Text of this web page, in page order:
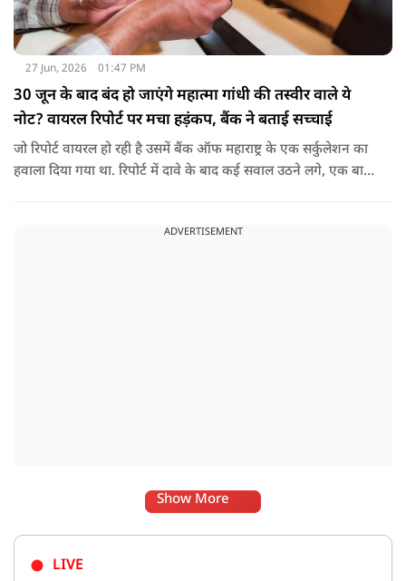
27 Jun, 2026 01:47 PM
30 जून के बाद बंद हो जाएंगे महात्मा गांधी की तस्वीर वाले ये
नोट? वायरल रिपोर्ट पर मचा हड़ंकप, बैंक ने बताई सच्चाई
जो रिपोर्ट वायरल हो रही है उसमें बैंक ऑफ महाराष्ट्र के एक सर्कुलेशन का
हवाला दिया गया था. रिपोर्ट में दावे के बाद कई सवाल उठने लगे, एक बार
ADVERTISEMENT
Show More
LIVE